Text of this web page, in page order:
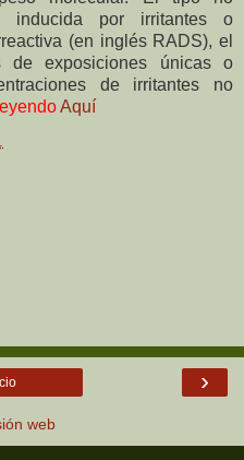
inducida por irritantes o
(en inglés RADS), el
de exposiciones únicas o
de irritantes no
Aquí
›
web